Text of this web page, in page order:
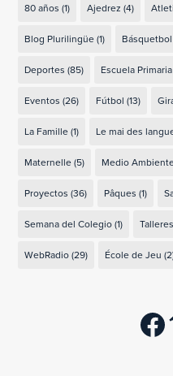
80 años (1) Ajedrez (4)
Blog Plurilingüe(1) Básquetbol
Deportes (85) Escuela Primaria
Eventos (26) Fútbol (13)
La Famille(1) Le mai des
Maternelle(5) Medio
Proyectos (36) Pâques (1)
Semana del Colegio(1)
WebRadio(29) École de Jeu